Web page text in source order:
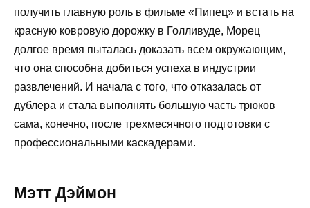
получить главную роль в фильме «Пипец» и встать на
красную ковровую дорожку в Голливуде, Морец
долгое время пыталась доказать всем окружающим,
что она способна добиться успеха в индустрии
развлечений. И начала с того, что отказалась от
дублера и стала выполнять большую часть трюков
сама, конечно, после трехмесячного подготовки с
профессиональными каскадерами.
Мэтт Дэймон